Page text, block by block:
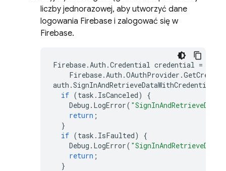
liczby jednorazowej, aby utworzyć dane
logowania Firebase i zalogować się w
Firebase.
Firebase.Auth .Credential credential =
Firebase.Auth .OAuthProvider .
auth .
if (task . IsCanceled)
{
Debug . LogError(
return ;
}
if (task . IsFaulted)
{
Debug . LogError(
return ;
}